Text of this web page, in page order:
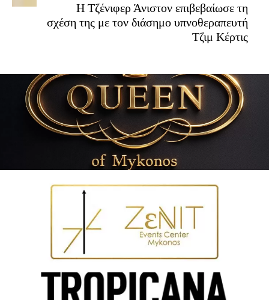
Η Τζένιφερ Άνιστον επιβεβαίωσε τη
σχέση της με τον διάσημο υπνοθεραπευτή
Τζιμ Κέρτις